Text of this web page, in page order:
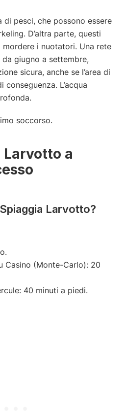
di pesci, che possono essere
D’altra parte, questi
i nuotatori. Una rete
giugno a settembre,
sicura, anche se l’area di
L’acqua
a
Larvotto?
Casino (Monte-Carlo): 20
40 minuti a piedi.